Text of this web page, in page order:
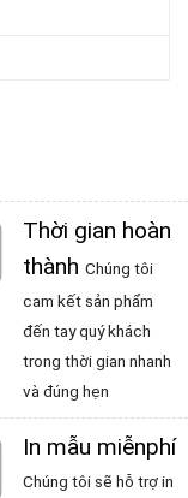
Thời gian hoàn
thành Chúng tôi
cam kết sản phẩm
đến tay quý khách
trong thời gian nhanh
và đúng hẹn
In mẫu miễnphí
Chúng tôi sẽ hỗ trợ in